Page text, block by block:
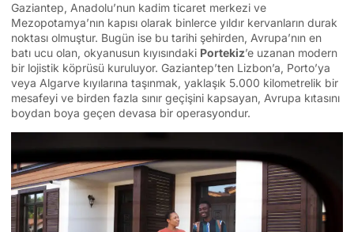
Gaziantep, Anadolu’nun kadim ticaret merkezi ve
Mezopotamya’nın kapısı olarak binlerce yıldır kervanların durak
noktası olmuştur. Bugün ise bu tarihi şehirden, Avrupa’nın en
batı ucu olan, okyanusun kıyısındaki Portekiz’e uzanan modern
bir lojistik köprüsü kuruluyor. Gaziantep’ten Lizbon’a, Porto’ya
veya Algarve kıyılarına taşınmak, yaklaşık 5.000 kilometrelik bir
mesafeyi ve birden fazla sınır geçişini kapsayan, Avrupa kıtasını
boydan boya geçen devasa bir operasyondur.